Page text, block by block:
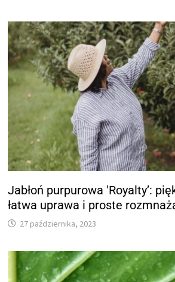
Jabłoń purpurowa 'Royalty’:
łatwa uprawa i proste
27 października, 2023